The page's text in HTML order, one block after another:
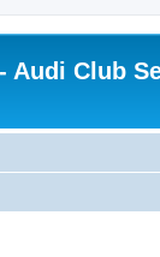
Audi Club